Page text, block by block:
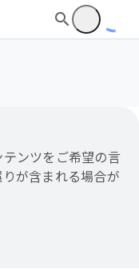
ンツをご希望の言
が含まれる場合が